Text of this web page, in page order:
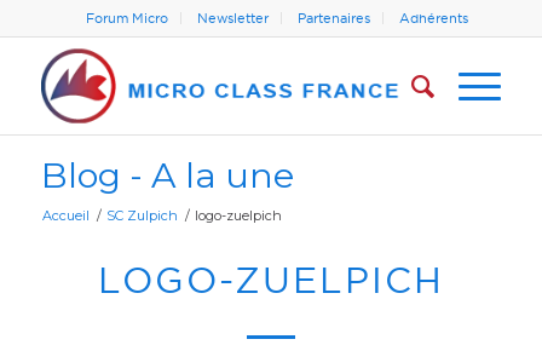
Forum Micro Newsletter Partenaires Adhérents
Blog - A la une
Accueil / SC Zulpich / logo-zuelpich
LOGO-ZUELPICH